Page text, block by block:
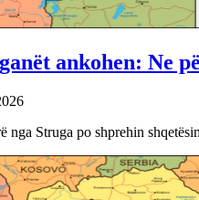
ankohen: Ne
nga Struga po shprehin